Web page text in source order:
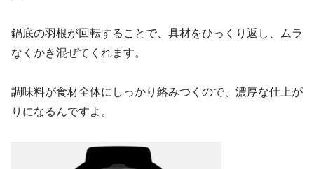
鍋底の羽根が回転することで、具材をひっくり返し、ムラ
なくかき混ぜてくれます。
調味料が食材全体にしっかり絡みつくので、濃厚な仕上が
りになるんですよ。